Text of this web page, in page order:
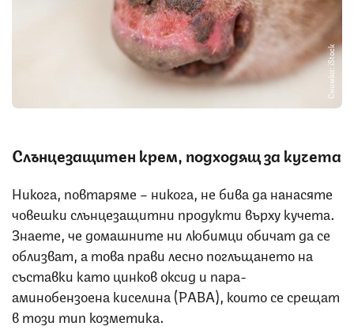
Снимка: iStock
Слънцезащитен крем, подходящ за кучета
Никога, повтаряме – никога, не бива да нанасяте
човешки слънцезащитни продукти върху кучета.
Знаете, че домашните ни любимци обичат да се
облизват, а това прави лесно поглъщането на
съставки като цинков оксид и пара-
аминобензоена киселина (PABA), които се срещат
в този тип козметика.